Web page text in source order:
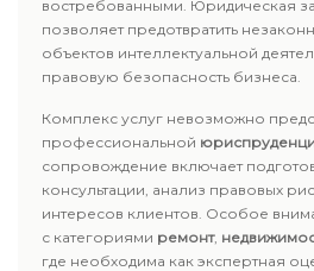
востребованными. Юридическая
позволяет предотвратить
объектов интеллектуальной
правовую безопасность бизнеса.
Комплекс услуг невозможно
профессиональной
сопровождение включает
консультации, анализ правовых
интересов клиентов. Особое
с категориями ремонт,
где необходима как экспертная